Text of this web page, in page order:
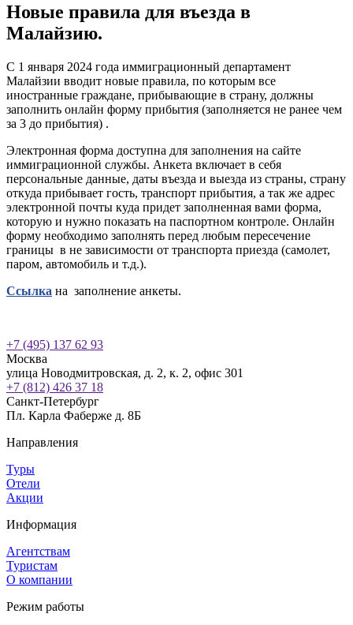
Новые правила для въезда в
Малайзию.
С 1 января 2024 года иммиграционный департамент
Малайзии вводит новые правила, по которым все
иностранные граждане, прибывающие в страну, должны
заполнить онлайн форму прибытия (заполняется не ранее чем
за 3 до прибытия) .
Электронная форма доступна для заполнения на сайте
иммиграционной службы. Анкета включает в себя
персональные данные, даты въезда и выезда из страны, страну
откуда прибывает гость, транспорт прибытия, а так же адрес
электронной почты куда придет заполненная вами форма,
которую и нужно показать на паспортном контроле. Онлайн
форму необходимо заполнять перед любым пересечение
границы в не зависимости от транспорта приезда (самолет,
паром, автомобиль и т.д.).
Ссылка на заполнение анкеты.
+7 (495) 137 62 93
Москва
улица Новодмитровская, д. 2, к. 2, офис 301
+7 (812) 426 37 18
Санкт-Петербург
Пл. Карла Фаберже д. 8Б
Направления
Туры
Отели
Акции
Информация
Агентствам
Туристам
О компании
Режим работы